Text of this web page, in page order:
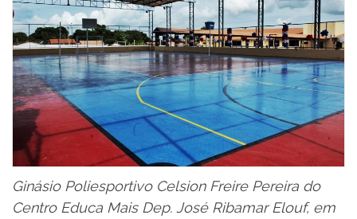
Ginásio Poliesportivo Celsion Freire Pereira do
Centro Educa Mais Dep. José Ribamar Elouf, em